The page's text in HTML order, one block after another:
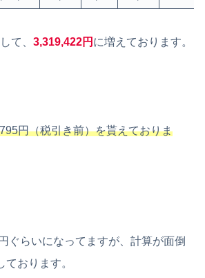
て、 3,319,422円 に増えております。
円（税引き前）を貰えておりま
ぐらいになってますが、計算が面倒
おります。